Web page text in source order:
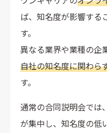
ば、知名度が影響する
す。
異なる業界や業種の企
自社の知名度に関わら
す。
通常の合同説明会では
が集中し、知名度の低